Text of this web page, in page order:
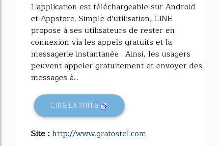
L'application est téléchargeable sur Android
et Appstore. Simple d'utilisation, LINE
propose à ses utilisateurs de rester en
connexion via les appels gratuits et la
messagerie instantanée . Ainsi, les usagers
peuvent appeler gratuitement et envoyer des
messages à...
LIRE LA SUITE
Site :http://www.gratostel.com